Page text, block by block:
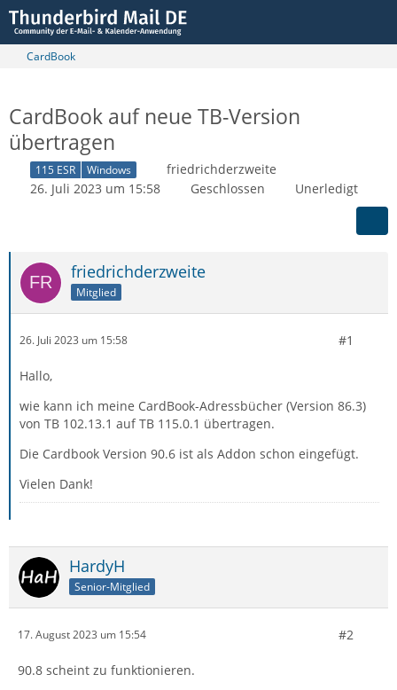
CardBook
CardBook auf neue TB-Version
übertragen
115 ESR Windows
friedrichderzweite
26. Juli 2023 um 15:58
Geschlossen Unerledigt
friedrichderzweite
Mitglied
26. Juli 2023 um 15:58 #1
Hallo,
wie kann ich meine CardBook-Adressbücher (Version 86.3)
von TB 102.13.1 auf TB 115.0.1 übertragen.
Die Cardbook Version 90.6 ist als Addon schon eingefügt.
Vielen Dank!
HardyH
Senior-Mitglied
17. August 2023 um 15:54 #2
90.8 scheint zu funktionieren.